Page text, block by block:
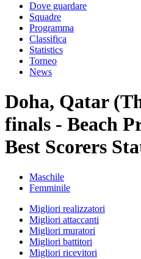
Dove guardare
Squadre
Programma
Classifica
Statistics
Torneo
News
Doha, Qatar
finals - Beach
Best Scorers
Maschile
Femminile
Migliori realizzatori
Migliori attaccanti
Migliori muratori
Migliori battitori
Migliori ricevitori